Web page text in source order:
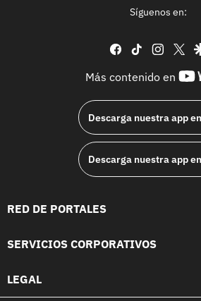
Síguenos en:
facebook
tiktok
Más contenido en
Descarga nuestra app en
Descarga nuestra app en
RED DE PORTALES
SERVICIOS CORPORATIVOS
LEGAL